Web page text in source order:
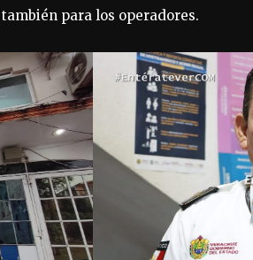
para los operadores.